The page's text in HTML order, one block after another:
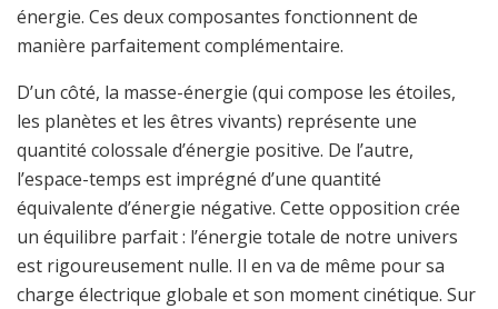
énergie. Ces deux composantes fonctionnent de
manière parfaitement complémentaire.
D’un côté, la masse-énergie (qui compose les étoiles,
les planètes et les êtres vivants) représente une
quantité colossale d’énergie positive. De l’autre,
l’espace-temps est imprégné d’une quantité
équivalente d’énergie négative. Cette opposition crée
un équilibre parfait : l’énergie totale de notre univers
est rigoureusement nulle. Il en va de même pour sa
charge électrique globale et son moment cinétique. Sur